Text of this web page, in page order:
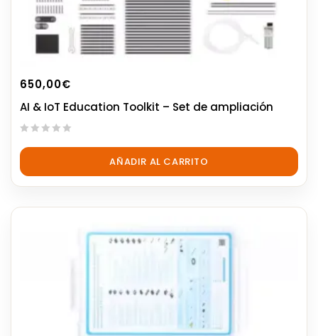
650,00€
AI & IoT Education Toolkit – Set de ampliación
out
5
AÑADIR AL CARRITO